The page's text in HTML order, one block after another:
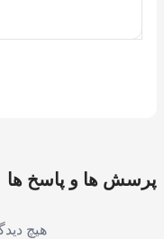
پرسش ها و پاسخ ها
هیچ